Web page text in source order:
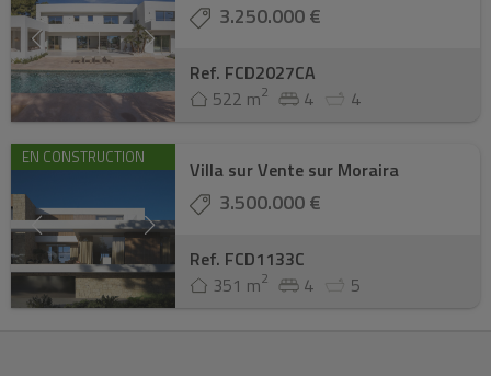
3.250.000 €
Ref. FCD2027CA
522 m2 4 4
EN CONSTRUCTION
Villa sur Vente sur Moraira
3.500.000 €
Ref. FCD1133C
351 m2 4 5